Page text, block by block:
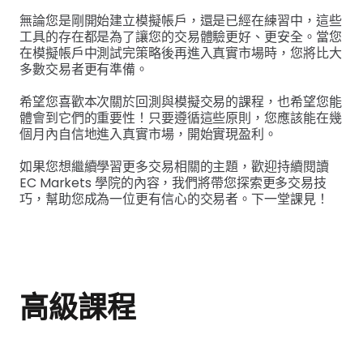
無論您是剛開始建立模擬帳戶，還是已經在練習中，這些
工具的存在都是為了讓您的交易體驗更好、更安全。當您
在模擬帳戶中測試完策略後再進入真實市場時，您將比大
多數交易者更有準備。
希望您喜歡本次關於回測與模擬交易的課程，也希望您能
體會到它們的重要性！只要遵循這些原則，您應該能在幾
個月內自信地進入真實市場，開始實現盈利。
如果您想繼續學習更多交易相關的主題，歡迎持續閱讀
EC Markets 學院的內容，我們將帶您探索更多交易技
巧，幫助您成為一位更有信心的交易者。下一堂課見！
高級課程